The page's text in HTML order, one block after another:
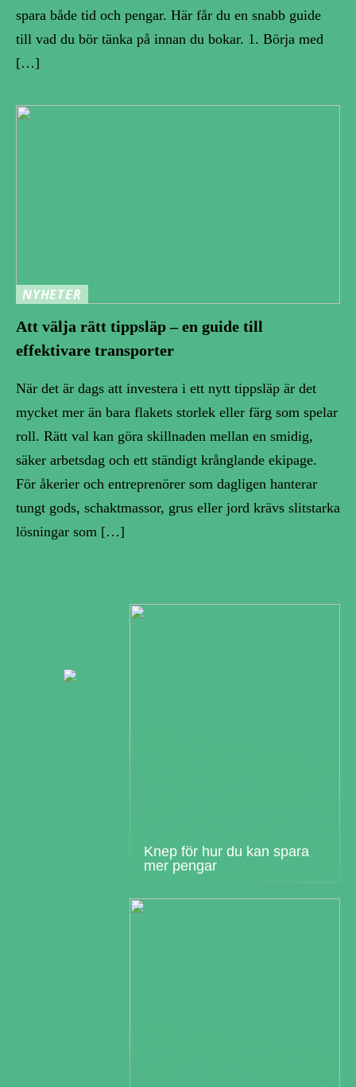
spara både tid och pengar. Här får du en snabb guide
till vad du bör tänka på innan du bokar. 1. Börja med
[…]
NYHETER
Att välja rätt tippsläp – en guide till
effektivare transporter
När det är dags att investera i ett nytt tippsläp är det
mycket mer än bara flakets storlek eller färg som spelar
roll. Rätt val kan göra skillnaden mellan en smidig,
säker arbetsdag och ett ständigt krånglande ekipage.
För åkerier och entreprenörer som dagligen hanterar
tungt gods, schaktmassor, grus eller jord krävs slitstarka
lösningar som […]
Knep för hur du kan spara
mer pengar